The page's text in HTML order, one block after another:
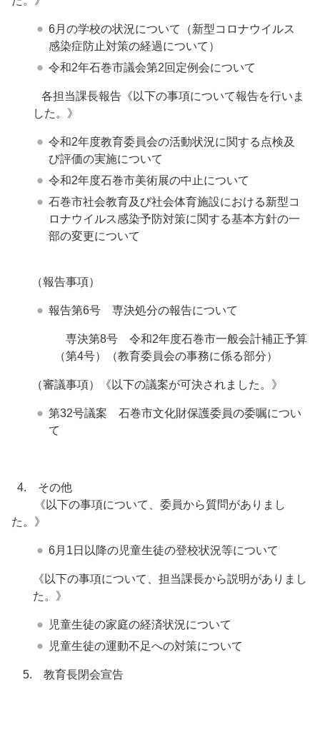
6月の学校の状況について（新型コロナウイルス
感染症防止対策の経過について）
令和2年石巻市議会第2回定例会について
各担当課長報告《以下の事項について報告を行いま
した。》
令和2年度教育委員会の活動状況に関する点検及
び評価の実施について
令和2年度石巻市美術展の中止について
石巻市社会教育及び社会体育施設における新型コ
ロナウイルス感染予防対策に関する基本方針の一
部の変更について
（報告事項）
報告第6号 専決処分の報告について
専決第8号 令和2年度石巻市一般会計補正予算
（第4号）（教育委員会の事務に係る部分）
（審議事項）《以下の議案が可決されました。》
第32号議案 石巻市文化財保護委員の委嘱につい
て
4. その他
《以下の事項について、委員から質問がありまし
た。》
6月1日以降の児童生徒の登校状況等について
《以下の事項について、担当課長から説明がありまし
た。》
児童生徒の家庭の経済状況について
児童生徒の運動不足への対策について
5. 教育長閉会宣告